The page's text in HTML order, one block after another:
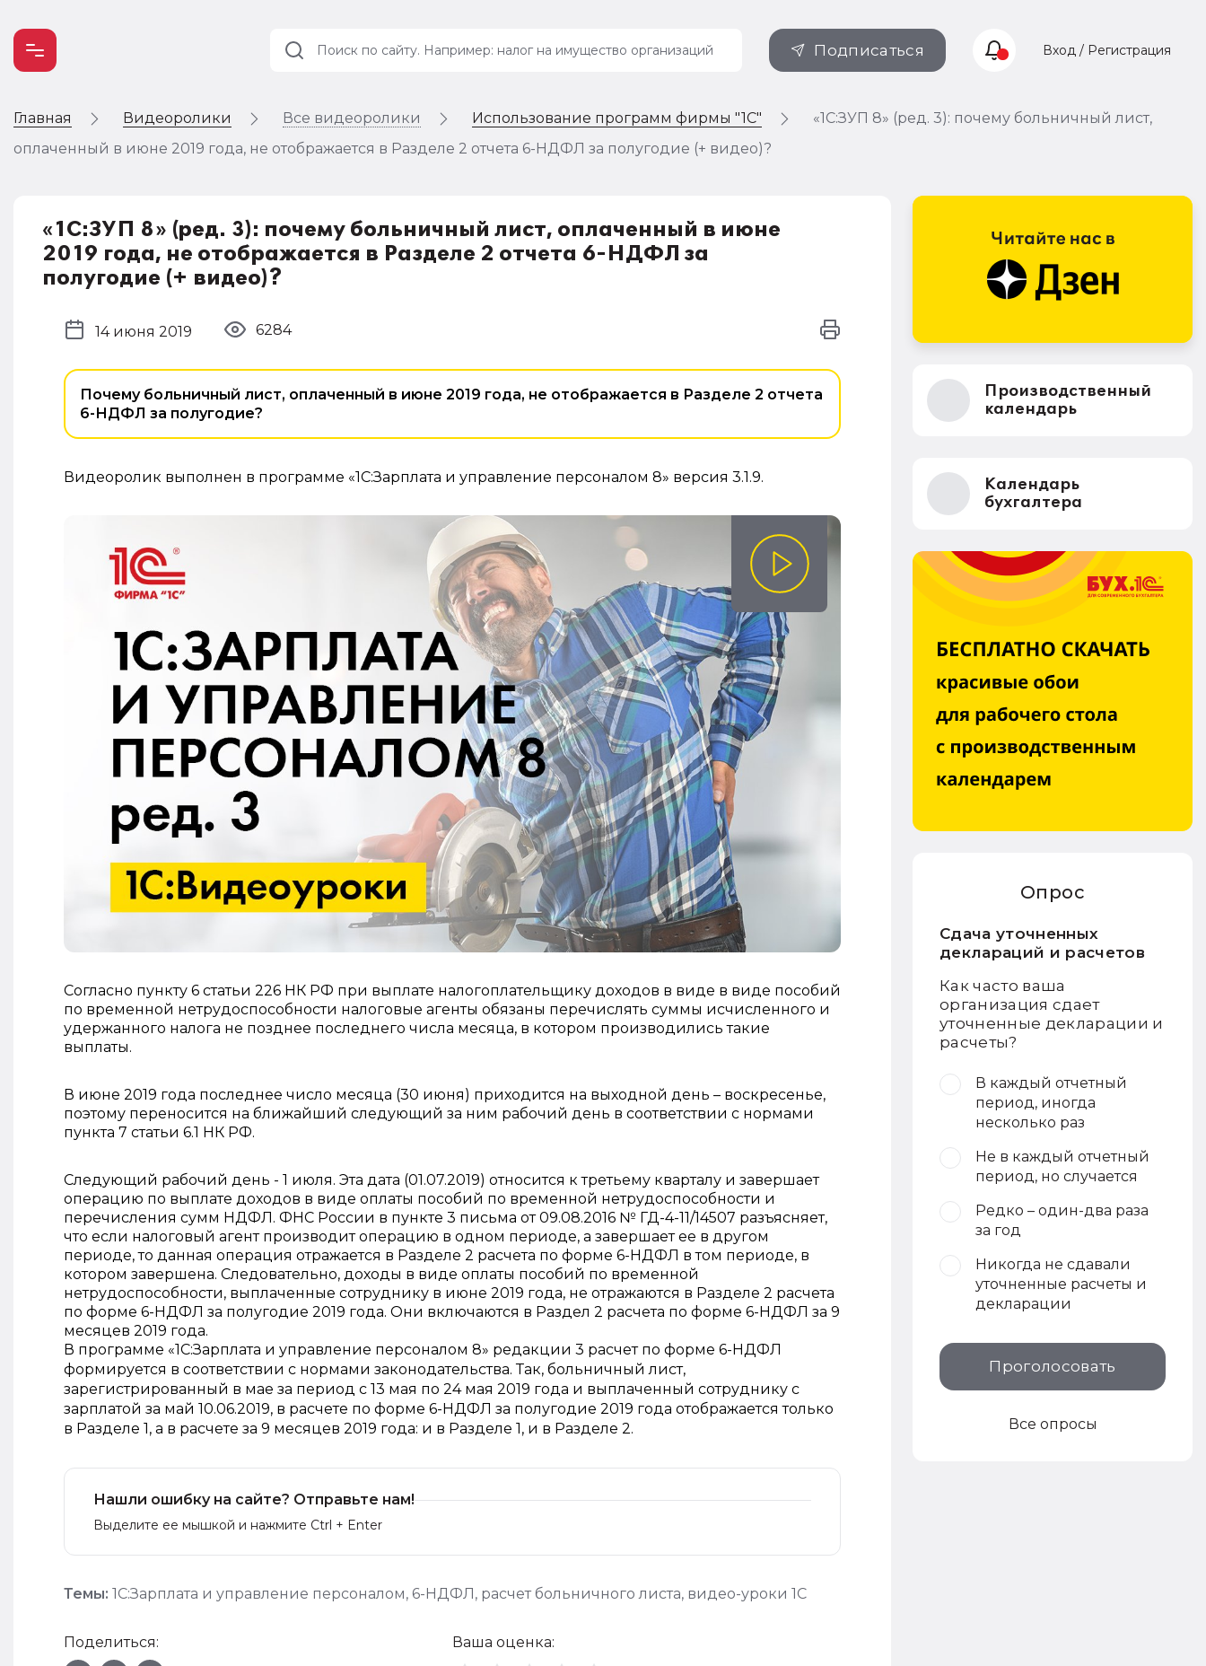
Подписаться Вход / Регистрация
Главная Видеоролики Все видеоролики Использование программ фирмы "1С"
«1С:ЗУП 8» (ред. 3): почему больничный лист,
оплаченный в июне 2019 года, не отображается в Разделе 2 отчета 6-НДФЛ за полугодие (+ видео)?
«1С:ЗУП 8» (ред. 3): почему больничный лист, оплаченный в июне
2019 года, не отображается в Разделе 2 отчета 6-НДФЛ за
полугодие (+ видео)?
14 июня 2019 6284
Почему больничный лист, оплаченный в июне 2019 года, не отображается в Разделе 2 отчета
6-НДФЛ за полугодие?
Видеоролик выполнен в программе «1С:Зарплата и управление персоналом 8» версия 3.1.9.
Согласно пункту 6 статьи 226 НК РФ при выплате налогоплательщику доходов в виде в виде пособий
по временной нетрудоспособности налоговые агенты обязаны перечислять суммы исчисленного и
удержанного налога не позднее последнего числа месяца, в котором производились такие
выплаты.
В июне 2019 года последнее число месяца (30 июня) приходится на выходной день – воскресенье,
поэтому переносится на ближайший следующий за ним рабочий день в соответствии с нормами
пункта 7 статьи 6.1 НК РФ.
Следующий рабочий день - 1 июля. Эта дата (01.07.2019) относится к третьему кварталу и завершает
операцию по выплате доходов в виде оплаты пособий по временной нетрудоспособности и
перечисления сумм НДФЛ. ФНС России в пункте 3 письма от 09.08.2016 № ГД-4-11/14507 разъясняет,
что если налоговый агент производит операцию в одном периоде, а завершает ее в другом
периоде, то данная операция отражается в Разделе 2 расчета по форме 6-НДФЛ в том периоде, в
котором завершена. Следовательно, доходы в виде оплаты пособий по временной
нетрудоспособности, выплаченные сотруднику в июне 2019 года, не отражаются в Разделе 2 расчета
по форме 6-НДФЛ за полугодие 2019 года. Они включаются в Раздел 2 расчета по форме 6-НДФЛ за 9
месяцев 2019 года.
В программе «1С:Зарплата и управление персоналом 8» редакции 3 расчет по форме 6-НДФЛ
формируется в соответствии с нормами законодательства. Так, больничный лист,
зарегистрированный в мае за период с 13 мая по 24 мая 2019 года и выплаченный сотруднику с
зарплатой за май 10.06.2019, в расчете по форме 6-НДФЛ за полугодие 2019 года отображается только
в Разделе 1, а в расчете за 9 месяцев 2019 года: и в Разделе 1, и в Разделе 2.
Нашли ошибку на сайте? Отправьте нам!
Выделите ее мышкой и нажмите Ctrl + Enter
Темы: 1С:Зарплата и управление персоналом, 6-НДФЛ, расчет больничного листа, видео-уроки 1С
Поделиться: Ваша оценка:
Производственный
календарь
Календарь
бухгалтера
Опрос
Сдача уточненных
деклараций и расчетов
Как часто ваша
организация сдает
уточненные декларации и
расчеты?
В каждый отчетный
период, иногда
несколько раз
Не в каждый отчетный
период, но случается
Редко – один-два раза
за год
Никогда не сдавали
уточненные расчеты и
декларации
Проголосовать
Все опросы
Учет и
налогообложение